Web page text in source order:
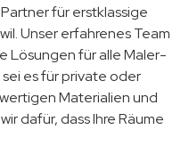
für erstklassige
Unser erfahrenes Team
Lösungen für alle Maler-
es für private oder
Materialien und
dafür, dass Ihre Räume